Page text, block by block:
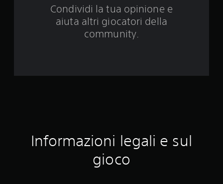
o
Condividi la tua opinione e
aiuta altri giocatori della
community.
Informazioni legali e sul
gioco